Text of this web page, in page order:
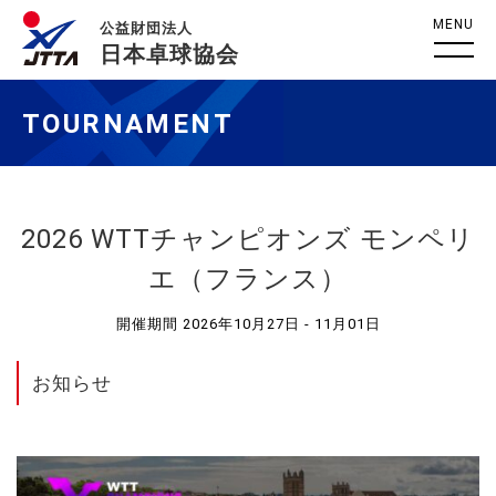
公益財団法人
日本卓球協会
MENU
TOURNAMENT
2026 WTTチャンピオンズ モンペリ
エ（フランス）
開催期間 2026年10月27日 - 11月01日
お知らせ